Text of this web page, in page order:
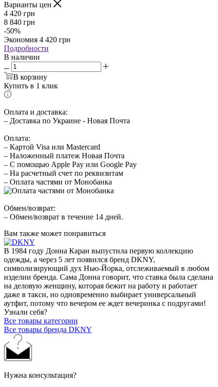
Варианты цен
4 420 грн
8 840 грн
-50%
Экономия 4 420 грн
Подробности
В наличии
В корзину
Купить в 1 клик
Оплата и доставка:
– Доставка по Украине - Новая Почта
Оплата:
– Картой Visa или Mastercard
– Наложенный платеж Новая Почта
– С помощью Apple Pay или Google Pay
– На расчетный счет по реквизитам
– Оплата частями от Монобанка
Обмен/возврат:
– Обмен/возврат в течение 14 дней.
Вам также может понравиться
В 1984 году Донна Каран выпустила первую коллекцию
одежды, а через 5 лет появился бренд DKNY,
символизирующий дух Нью-Йорка, отслеживаемый в любом
изделии бренда. Сама Донна говорит, что ставка была сделана
на деловую женщину, которая бежит на работу и работает
даже в такси, но одновременно выбирает универсальный
аутфит, потому что вечером ее ждет вечеринка с подругами!
Узнали себя?
Все товары категории
Все товары бренда DKNY
Нужна консультация?